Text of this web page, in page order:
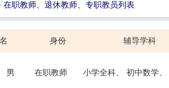
在职教师、退休教师、专职教员列表
身份 辅导学科
男 在职教师 小学全科、 初中数学、